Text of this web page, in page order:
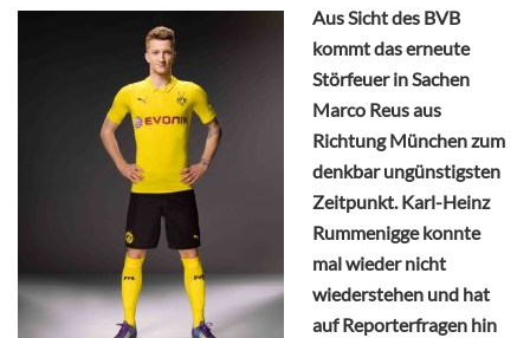
Aus Sicht des BVB
kommt das erneute
Störfeuer in Sachen
Marco Reus aus
Richtung München zum
denkbar ungünstigsten
Zeitpunkt. Karl-Heinz
Rummenigge konnte
mal wieder nicht
wiederstehen und hat
auf Reporterfragen hin